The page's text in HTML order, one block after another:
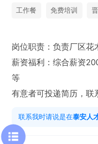
工作餐 免费培训
岗位职责：负责厂区花
薪资福利：综合薪资
等
有意者可投递简历，联
联系我时请说是在泰安人